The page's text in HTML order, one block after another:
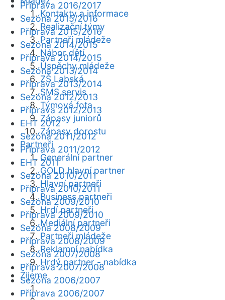
Kontakty a informace
Realizační týmy
Partneři mládeže
Nábor dětí
Úspěchy mládeže
ZŠ Labská
SMS servis
Týmová fota
Zápasy juniorů
Zápasy dorostu
Partneři
Generální partner
GOLD hlavní partner
Hlavní partneři
Business partneři
Hrdí partneři
Mediální partneři
Partneři mládeže
Reklamní nabídka
Hrdý partner - nabídka
Žijeme
Příprava 2016/2017
Sezóna 2015/2016
Příprava 2015/2016
Sezóna 2014/2015
Příprava 2014/2015
Sezóna 2013/2014
Příprava 2013/2014
Sezóna 2012/2013
Příprava 2012/2013
EHT 2012
Sezóna 2011/2012
Příprava 2011/2012
EHT 2011
Sezóna 2010/2011
Příprava 2010/2011
Sezóna 2009/2010
Příprava 2009/2010
Sezóna 2008/2009
Příprava 2008/2009
Sezóna 2007/2008
Příprava 2007/2008
Sezóna 2006/2007
Příprava 2006/2007